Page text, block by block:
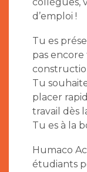
d’emploi !
Tu es
pas
Tu
placer
travail dès
Tu es à la
Humaco
étudiants